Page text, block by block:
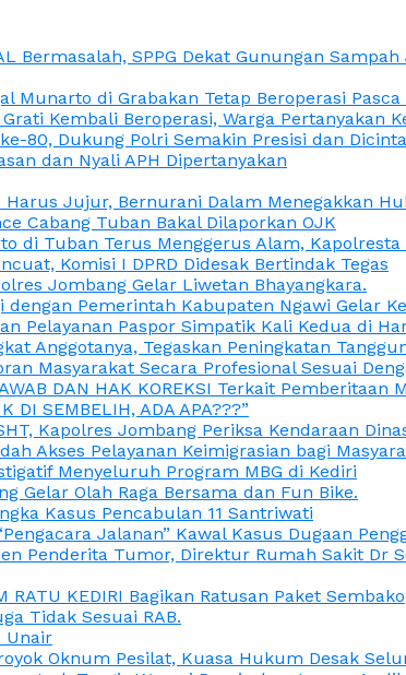
Bermasalah, SPPG Dekat Gunungan
Munarto di Grabakan Tetap Beroperasi
Kembali Beroperasi, Warga Pertanyakan
80, Dukung Polri Semakin Presisi dan
dan Nyali APH Dipertanyakan
Harus Jujur, Bernurani Dalam Menegakkan
Cabang Tuban Bakal Dilaporkan OJK
di Tuban Terus Menggerus Alam, Kapolresta
Komisi I DPRD Didesak Bertindak Tegas
Jombang Gelar Liwetan Bhayangkara.
Pemerintah Kabupaten Ngawi Gelar
Pelayanan Paspor Simpatik Kali Kedua di
Anggotanya, Tegaskan Peningkatan
Masyarakat Secara Profesional Sesuai
DAN HAK KOREKSI Terkait Pemberitaan
DI SEMBELIH, ADA APA???”
Kapolres Jombang Periksa Kendaraan
Akses Pelayanan Keimigrasian bagi
Menyeluruh Program MBG di Kediri
Gelar Olah Raga Bersama dan Fun Bike.
Kasus Pencabulan 11 Santriwati
Jalanan” Kawal Kasus Dugaan
Penderita Tumor, Direktur Rumah Sakit Dr
KEDIRI Bagikan Ratusan Paket Sembako
Tidak Sesuai RAB.
Unair
Oknum Pesilat, Kuasa Hukum Desak